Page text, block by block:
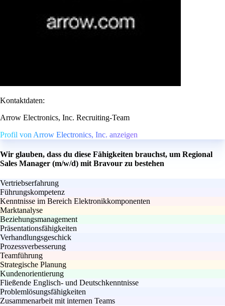
Kontaktdaten:
Arrow Electronics, Inc. Recruiting-Team
Profil von Arrow Electronics, Inc. anzeigen
Wir glauben, dass du diese Fähigkeiten brauchst, um Regional
Sales Manager (m/w/d) mit Bravour zu bestehen
Vertriebserfahrung
Führungskompetenz
Kenntnisse im Bereich Elektronikkomponenten
Marktanalyse
Beziehungsmanagement
Präsentationsfähigkeiten
Verhandlungsgeschick
Prozessverbesserung
Teamführung
Strategische Planung
Kundenorientierung
Fließende Englisch- und Deutschkenntnisse
Problemlösungsfähigkeiten
Zusammenarbeit mit internen Teams